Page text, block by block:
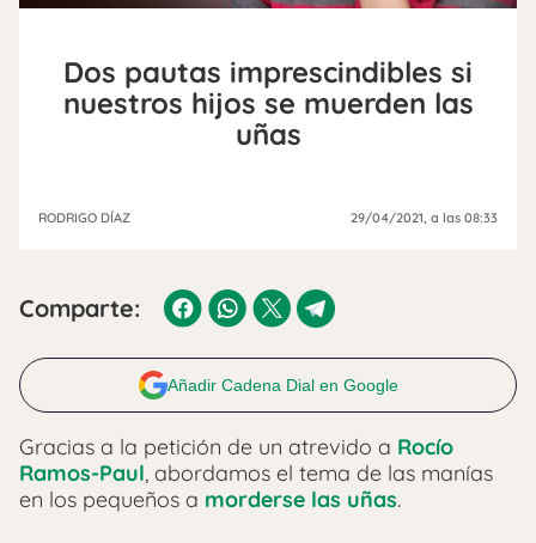
Dos pautas imprescindibles si
nuestros hijos se muerden las
uñas
RODRIGO DÍAZ 29/04/2021 , a las 08:33
Comparte:
Añadir Cadena Dial en Google
Gracias a la petición de un atrevido a Rocío
Ramos-Paul, abordamos el tema de las manías
en los pequeños a morderse las uñas.